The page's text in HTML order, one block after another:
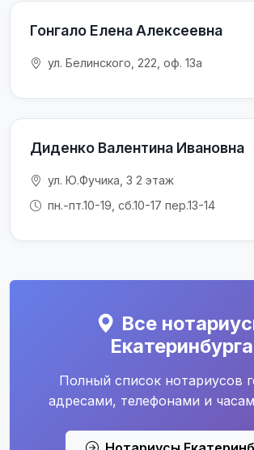
Гонгало Елена Алексеевна
ул. Белинского, 222, оф. 13а
Диденко Валентина Ивановна
ул. Ю.Фучика, 3 2 этаж
пн.-пт.10-19, сб.10-17 пер.13-14
Все
Екатеринбурга
Полный список нотариусов
адресами, телефонами и